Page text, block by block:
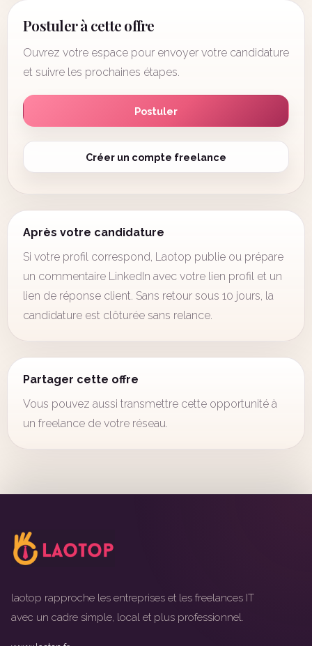
Postuler à cette offre
Ouvrez votre espace pour envoyer votre candidature
et suivre les prochaines étapes.
Postuler
Créer un compte freelance
Après votre candidature
Si votre profil correspond, Laotop publie ou prépare
un commentaire LinkedIn avec votre lien profil et un
lien de réponse client. Sans retour sous 10 jours, la
candidature est clôturée sans relance.
Partager cette offre
Vous pouvez aussi transmettre cette opportunité à
un freelance de votre réseau.
laotop rapproche les entreprises et les freelances IT
avec un cadre simple, local et plus professionnel.